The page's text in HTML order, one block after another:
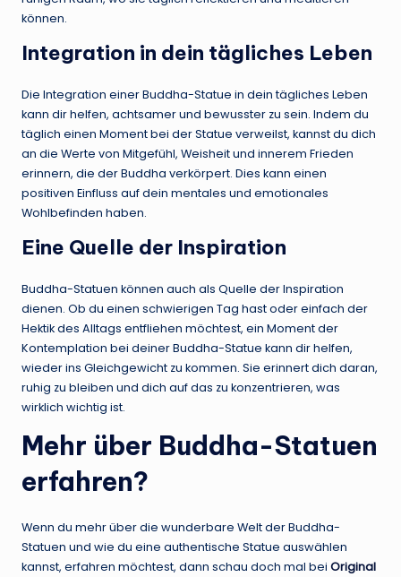
können.
Integration in dein tägliches Leben
Die Integration einer Buddha-Statue in dein tägliches Leben
kann dir helfen, achtsamer und bewusster zu sein. Indem du
täglich einen Moment bei der Statue verweilst, kannst du dich
an die Werte von Mitgefühl, Weisheit und innerem Frieden
erinnern, die der Buddha verkörpert. Dies kann einen
positiven Einfluss auf dein mentales und emotionales
Wohlbefinden haben.
Eine Quelle der Inspiration
Buddha-Statuen können auch als Quelle der Inspiration
dienen. Ob du einen schwierigen Tag hast oder einfach der
Hektik des Alltags entfliehen möchtest, ein Moment der
Kontemplation bei deiner Buddha-Statue kann dir helfen,
wieder ins Gleichgewicht zu kommen. Sie erinnert dich daran,
ruhig zu bleiben und dich auf das zu konzentrieren, was
wirklich wichtig ist.
Mehr über Buddha-Statuen
erfahren?
Wenn du mehr über die wunderbare Welt der Buddha-
Statuen und wie du eine authentische Statue auswählen
kannst, erfahren möchtest, dann schau doch mal bei Original